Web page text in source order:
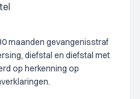
maanden gevangenisstraf
diefstal en diefstal met
op herkenning op